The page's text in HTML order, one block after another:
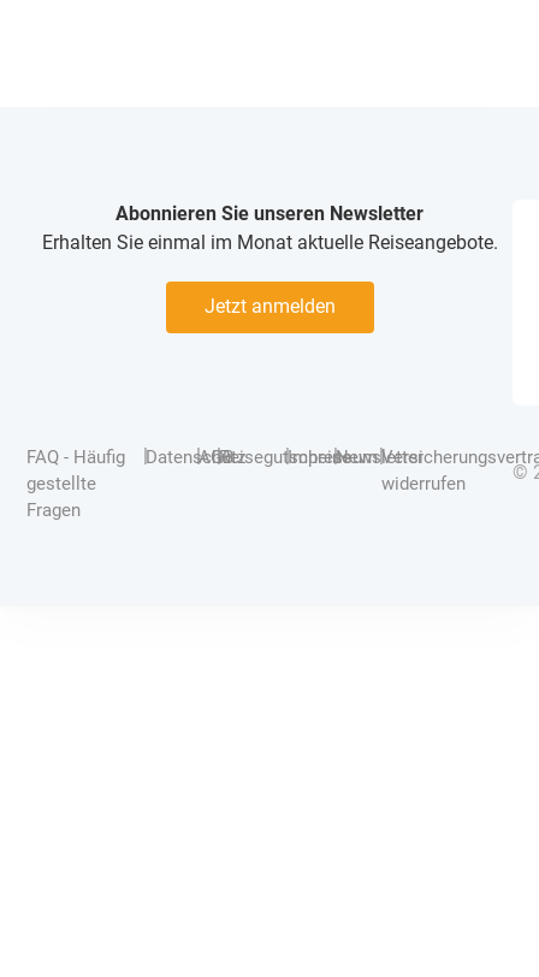
Abonnieren Sie unseren Newsletter
Erhalten Sie einmal im Monat aktuelle Reiseangebote.
Jetzt anmelden
FAQ - Häufig
gestellte
Fragen
|Datenschutz
|AGB
|Reisegutscheine
|Impressum
|Newsletter
|
widerrufen
©